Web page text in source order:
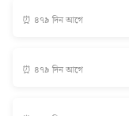
⏰ ৪৭৯ দিন আগে
⏰ ৪৭৯ দিন আগে